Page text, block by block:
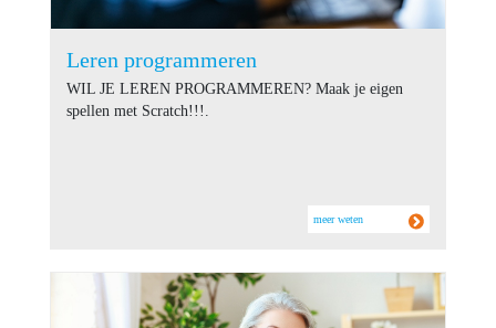
Leren programmeren
WIL JE LEREN PROGRAMMEREN? Maak je eigen
spellen met Scratch!!!.
meer weten